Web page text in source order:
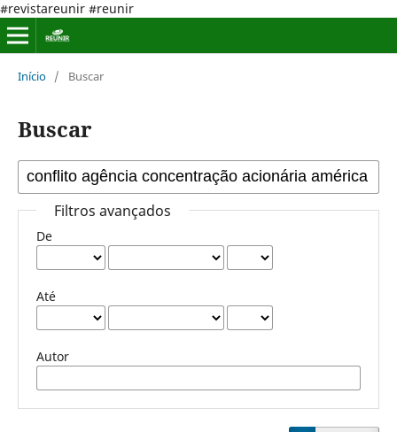
#revistareunir #reunir
Início / Buscar
Buscar
Filtros avançados
De
Até
Autor